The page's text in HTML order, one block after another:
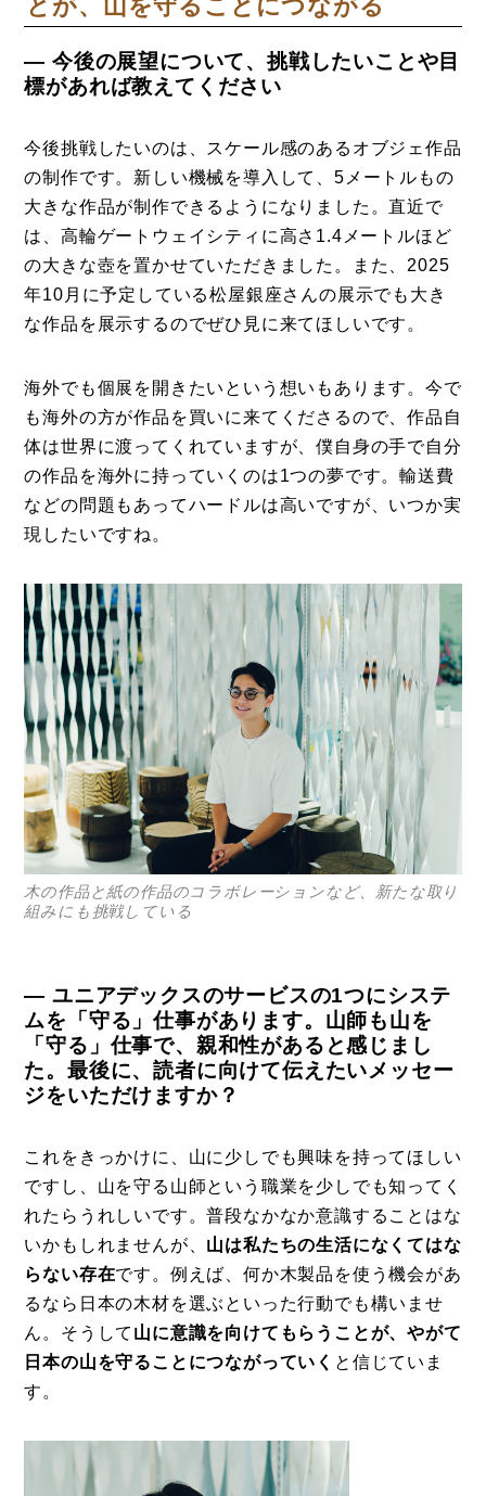
とが、山を守ることにつながる
― 今後の展望について、挑戦したいことや目
標があれば教えてください
今後挑戦したいのは、スケール感のあるオブジェ作品
の制作です。新しい機械を導入して、5メートルもの
大きな作品が制作できるようになりました。直近で
は、高輪ゲートウェイシティに高さ1.4メートルほど
の大きな壺を置かせていただきました。また、2025
年10月に予定している松屋銀座さんの展示でも大き
な作品を展示するのでぜひ見に来てほしいです。
海外でも個展を開きたいという想いもあります。今で
も海外の方が作品を買いに来てくださるので、作品自
体は世界に渡ってくれていますが、僕自身の手で自分
の作品を海外に持っていくのは1つの夢です。輸送費
などの問題もあってハードルは高いですが、いつか実
現したいですね。
木の作品と紙の作品のコラボレーションなど、新たな取り
組みにも挑戦している
― ユニアデックスのサービスの1つにシステ
ムを「守る」仕事があります。山師も山を
「守る」仕事で、親和性があると感じまし
た。最後に、読者に向けて伝えたいメッセー
ジをいただけますか？
これをきっかけに、山に少しでも興味を持ってほしい
ですし、山を守る山師という職業を少しでも知ってく
れたらうれしいです。普段なかなか意識することはな
いかもしれませんが、 山は私たちの生活になくてはな
らない存在です。例えば、何か木製品を使う機会があ
るなら日本の木材を選ぶといった行動でも構いませ
ん。そうして 山に意識を向けてもらうことが、やがて
日本の山を守ることにつながっていく と信じていま
す。